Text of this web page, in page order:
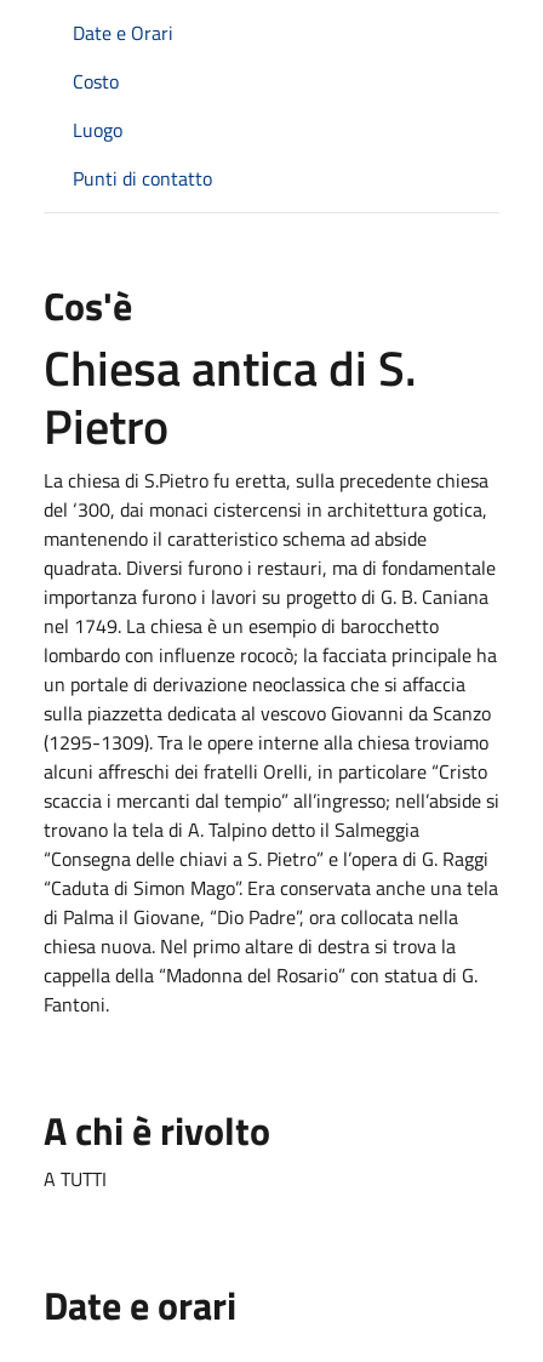
Date e Orari
Costo
Luogo
Punti di contatto
Cos'è
Chiesa antica di S.
Pietro
La chiesa di S.Pietro fu eretta, sulla precedente chiesa
del ‘300, dai monaci cistercensi in architettura gotica,
mantenendo il caratteristico schema ad abside
quadrata. Diversi furono i restauri, ma di fondamentale
importanza furono i lavori su progetto di G. B. Caniana
nel 1749. La chiesa è un esempio di barocchetto
lombardo con influenze rococò; la facciata principale ha
un portale di derivazione neoclassica che si affaccia
sulla piazzetta dedicata al vescovo Giovanni da Scanzo
(1295-1309). Tra le opere interne alla chiesa troviamo
alcuni affreschi dei fratelli Orelli, in particolare “Cristo
scaccia i mercanti dal tempio” all’ingresso; nell’abside si
trovano la tela di A. Talpino detto il Salmeggia
“Consegna delle chiavi a S. Pietro” e l’opera di G. Raggi
“Caduta di Simon Mago”. Era conservata anche una tela
di Palma il Giovane, “Dio Padre”, ora collocata nella
chiesa nuova. Nel primo altare di destra si trova la
cappella della “Madonna del Rosario” con statua di G.
Fantoni.
A chi è rivolto
A TUTTI
Date e orari